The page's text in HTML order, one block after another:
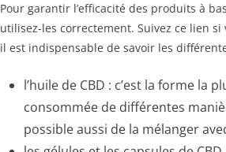
Pour garantir l’efficacité des produits à
utilisez-les correctement. Suivez ce lien si
il est indispensable de savoir les
l’huile de CBD : c’est la forme la
consommée de différentes
possible aussi de la mélanger